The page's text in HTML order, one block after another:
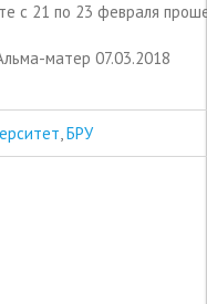
с 21 по 23 февраля
матер 07.03.2018
,БРУ